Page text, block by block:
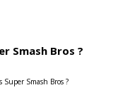
Smash Bros ?
Smash Bros ?